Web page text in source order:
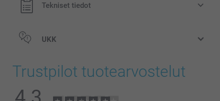
Tekniset tiedot
UKK
Trustpilot tuotearvostelut